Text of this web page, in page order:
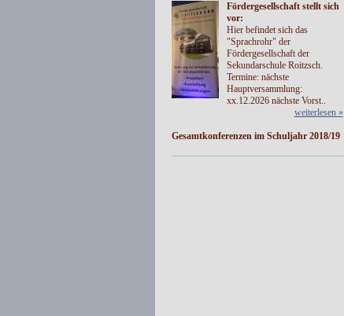
Fördergesellschaft stellt sich
vor:
Hier befindet sich das
"Sprachrohr" der
Fördergesellschaft der
Sekundarschule Roitzsch.
Termine: nächste
Hauptversammlung:
xx.12.2026 nächste Vorst..
weiterlesen »
Gesamtkonferenzen im Schuljahr 2018/19
weiterlesen »